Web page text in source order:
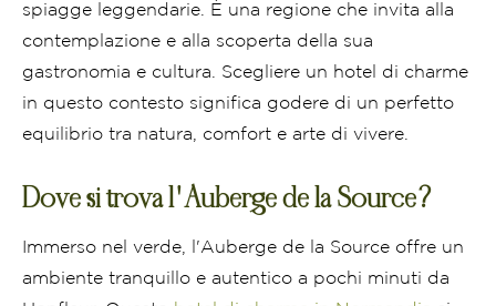
spiagge leggendarie. È una regione che invita alla
contemplazione e alla scoperta della sua
gastronomia e cultura. Scegliere un hotel di charme
in questo contesto significa godere di un perfetto
equilibrio tra natura, comfort e arte di vivere.
Dove si trova l'Auberge de la Source?
Immerso nel verde, l'Auberge de la Source offre un
ambiente tranquillo e autentico a pochi minuti da